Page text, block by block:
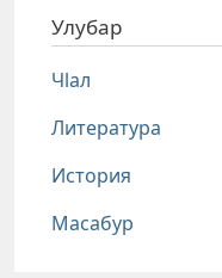
Улубар
Чlал
Литература
История
Масабур